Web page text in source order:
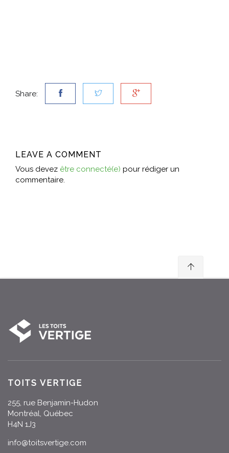
Share:
LEAVE A COMMENT
Vous devez être connecté(e) pour rédiger un
commentaire.
TOITS VERTIGE
255, rue Benjamin-Hudon
Montréal, Québec
H4N 1J3
info@toitsvertige.com